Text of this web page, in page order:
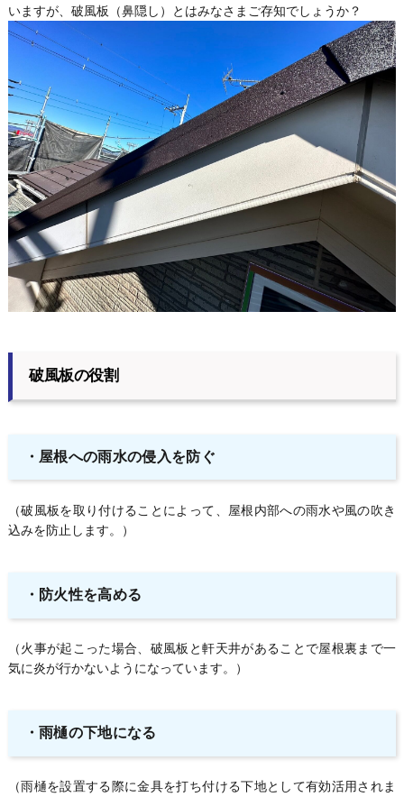
いますが、破風板（鼻隠し）とはみなさまご存知でしょうか？
破風板の役割
・屋根への雨水の侵入を防ぐ
（破風板を取り付けることによって、屋根内部への雨水や風の吹き
込みを防止します。）
・防火性を高める
（火事が起こった場合、破風板と軒天井があることで屋根裏まで一
気に炎が行かないようになっています。）
・雨樋の下地になる
（雨樋を設置する際に金具を打ち付ける下地として有効活用されま